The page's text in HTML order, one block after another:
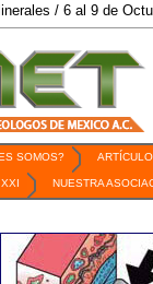
de Octubre de 2026 /
SOMOS?
NUESTRA